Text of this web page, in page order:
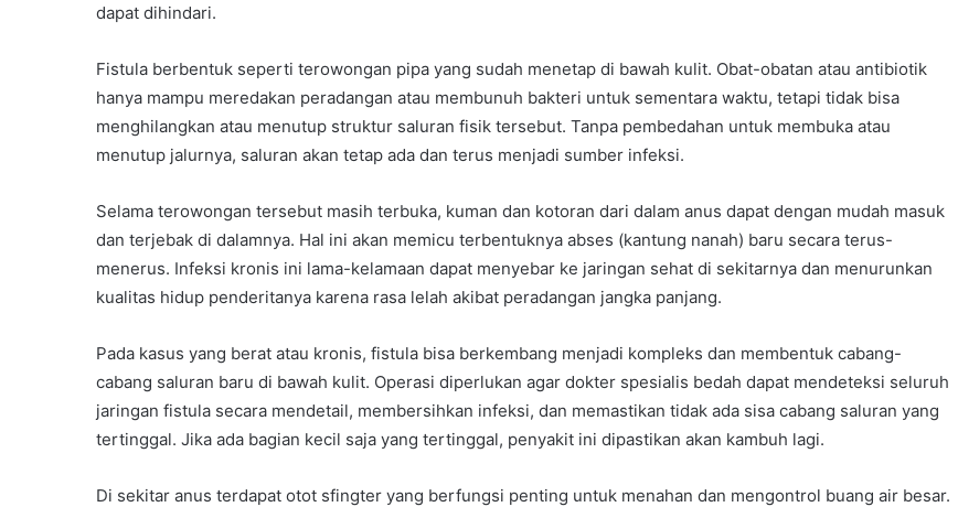
dapat dihindari.
Fistula berbentuk seperti terowongan pipa yang sudah menetap di bawah kulit. Obat-obatan atau antibiotik
hanya mampu meredakan peradangan atau membunuh bakteri untuk sementara waktu, tetapi tidak bisa
menghilangkan atau menutup struktur saluran fisik tersebut. Tanpa pembedahan untuk membuka atau
menutup jalurnya, saluran akan tetap ada dan terus menjadi sumber infeksi.
Selama terowongan tersebut masih terbuka, kuman dan kotoran dari dalam anus dapat dengan mudah masuk
dan terjebak di dalamnya. Hal ini akan memicu terbentuknya abses (kantung nanah) baru secara terus-
menerus. Infeksi kronis ini lama-kelamaan dapat menyebar ke jaringan sehat di sekitarnya dan menurunkan
kualitas hidup penderitanya karena rasa lelah akibat peradangan jangka panjang.
Pada kasus yang berat atau kronis, fistula bisa berkembang menjadi kompleks dan membentuk cabang-
cabang saluran baru di bawah kulit. Operasi diperlukan agar dokter spesialis bedah dapat mendeteksi seluruh
jaringan fistula secara mendetail, membersihkan infeksi, dan memastikan tidak ada sisa cabang saluran yang
tertinggal. Jika ada bagian kecil saja yang tertinggal, penyakit ini dipastikan akan kambuh lagi.
Di sekitar anus terdapat otot sfingter yang berfungsi penting untuk menahan dan mengontrol buang air besar.